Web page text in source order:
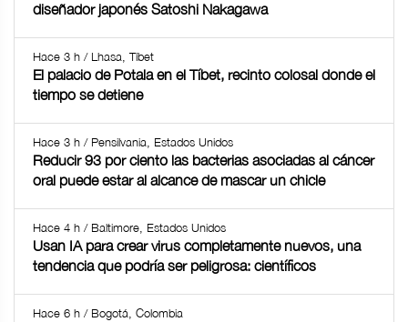
diseñador japonés Satoshi Nakagawa
Hace 3 h / Lhasa, Tíbet
El palacio de Potala en el Tíbet, recinto colosal donde el
tiempo se detiene
Hace 3 h / Pensilvania, Estados Unidos
Reducir 93 por ciento las bacterias asociadas al cáncer
oral puede estar al alcance de mascar un chicle
Hace 4 h / Baltimore, Estados Unidos
Usan IA para crear virus completamente nuevos, una
tendencia que podría ser peligrosa: científicos
Hace 6 h / Bogotá, Colombia